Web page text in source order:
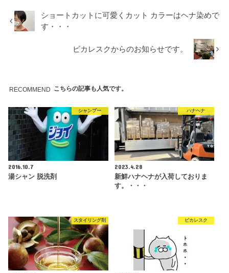
ショートカットに可愛くカット カラーはヘナ染めで
す・・・
ピカレスクからのお知らせです。
RECOMMEND こちらの記事も人気です。
シャンプー
2016.10.7
湯シャン 脱洗剤
ハナヘナ
2023.4.28
新鮮ハナヘナが入荷しておりま
す。・・・
スタイリング剤 ピカレスク